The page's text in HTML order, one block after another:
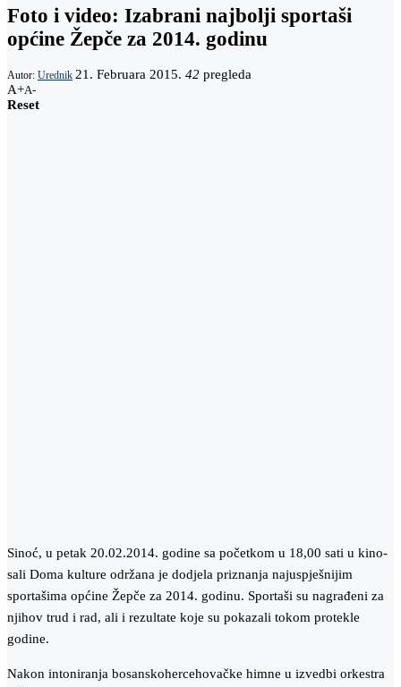
Foto i video: Izabrani najbolji sportaši
općine Žepče za 2014. godinu
Autor: Urednik 21. Februara 2015. 42 pregleda
A+A-
Reset
Sinoć, u petak 20.02.2014. godine sa početkom u 18,00 sati u kino-
sali Doma kulture održana je dodjela priznanja najuspješnijim
sportašima općine Žepče za 2014. godinu. Sportaši su nagrađeni za
njihov trud i rad, ali i rezultate koje su pokazali tokom protekle
godine.
Nakon intoniranja bosanskohercehovačke himne u izvedbi orkestra